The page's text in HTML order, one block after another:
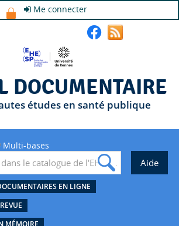
Me connecter
DOCUMENTAIRE
études en santé publique
Multi-bases
EN LIGNE
MÉMOIRE